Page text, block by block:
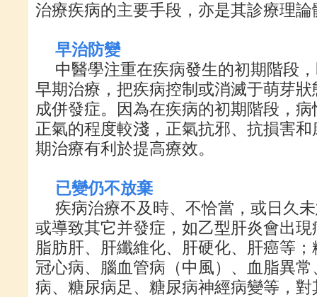
治療疾病的主要手段，亦是其診療理
早治防變
中醫學注重在疾病發生的初期階段
早期治療，把疾病控制或消滅于萌芽
成併發症。因為在疾病的初期階段，
正氣的程度較淺，正氣抗邪、抗損害
期治療有利於提高療效。
已變仍不放棄
疾病治療不及時、不恰當，或日久
或導致其它并發症，如乙型肝炎會出
脂肪肝、肝纖維化、肝硬化、肝癌等
冠心病、腦血管病（中風）、血脂異
病、糖尿病足、糖尿病神經病變等，